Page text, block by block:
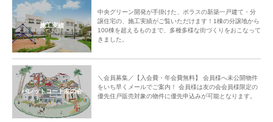
施工実績
中央グリーン開発が手掛けた、ポラスの新築一戸建て・分
譲住宅の、施工実績がご覧いただけます！1棟の分譲地から
100棟を超えるものまで、多種多様な街づくりをおこなって
きました。
パレットコート友の会
＼会員募集／【入会費・年会費無料】 会員様へ未公開物件
をいち早くメールでご案内！ 会員様は友の会会員様限定の
優先住戸販売対象の物件に優先申込みが可能となります。